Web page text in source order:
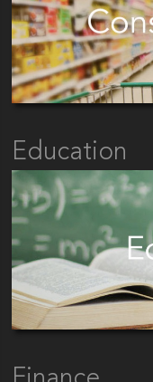
Education